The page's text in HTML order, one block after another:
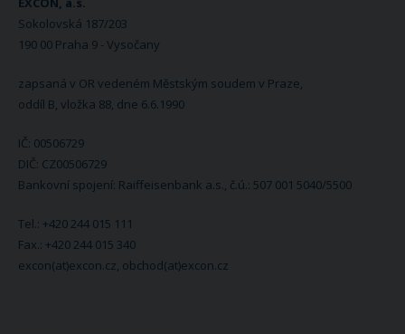
Sokolovská 187/203
190 00 Praha 9 - Vysočany
zapsaná v OR vedeném Městským soudem v Praze,
oddíl B, vložka 88, dne 6.6.1990
IČ: 00506729
DIČ: CZ00506729
Bankovní spojení: Raiffeisenbank a.s., č.ú.: 507 001 5040/5500
Tel.: +420 244 015 111
Fax.: +420 244 015 340
excon(at)excon.cz, obchod(at)excon.cz